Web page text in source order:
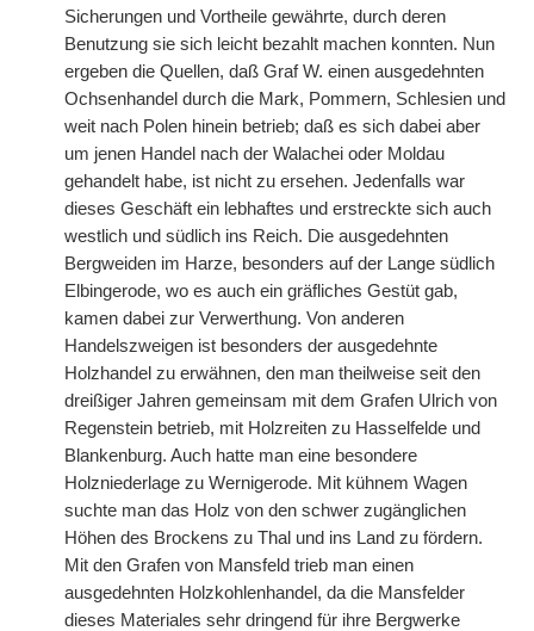
Sicherungen und Vortheile gewährte, durch deren
Benutzung sie sich leicht bezahlt machen konnten. Nun
ergeben die Quellen, daß Graf W. einen ausgedehnten
Ochsenhandel durch die Mark, Pommern, Schlesien und
weit nach Polen hinein betrieb; daß es sich dabei aber
um jenen Handel nach der Walachei oder Moldau
gehandelt habe, ist nicht zu ersehen. Jedenfalls war
dieses Geschäft ein lebhaftes und erstreckte sich auch
westlich und südlich ins Reich. Die ausgedehnten
Bergweiden im Harze, besonders auf der Lange südlich
Elbingerode, wo es auch ein gräfliches Gestüt gab,
kamen dabei zur Verwerthung. Von anderen
Handelszweigen ist besonders der ausgedehnte
Holzhandel zu erwähnen, den man theilweise seit den
dreißiger Jahren gemeinsam mit dem Grafen Ulrich von
Regenstein betrieb, mit Holzreiten zu Hasselfelde und
Blankenburg. Auch hatte man eine besondere
Holzniederlage zu Wernigerode. Mit kühnem Wagen
suchte man das Holz von den schwer zugänglichen
Höhen des Brockens zu Thal und ins Land zu fördern.
Mit den Grafen von Mansfeld trieb man einen
ausgedehnten Holzkohlenhandel, da die Mansfelder
dieses Materiales sehr dringend für ihre Bergwerke